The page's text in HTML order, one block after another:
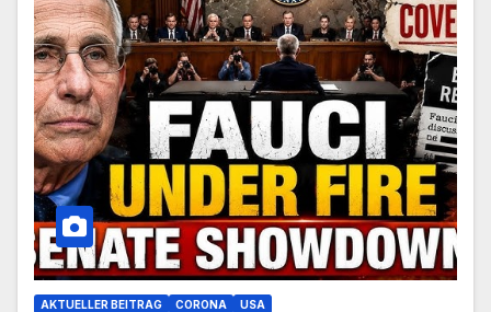
AKTUELLER BEITRAG CORONA USA